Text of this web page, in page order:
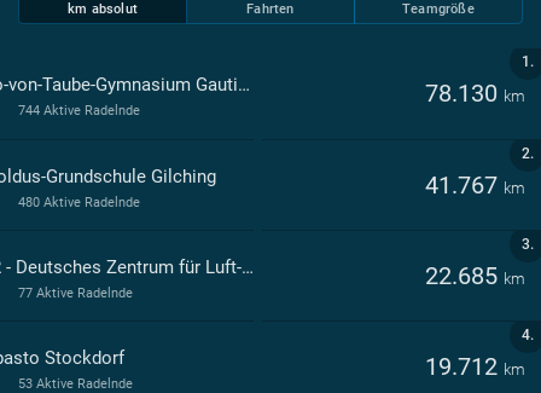
km absolut
Fahrten Teamgröße
1.
Otto-von-Taube-Gymnasium Gauting 78.130 km
744 Aktive Radelnde
2.
Grundschule Gilching 41.767 km
480 Aktive Radelnde
3.
DLR - Deutsches Zentrum für Luft- und Raumfahrt 22.685 km
77 Aktive Radelnde
4.
Stockdorf 19.712 km
53 Aktive Radelnde